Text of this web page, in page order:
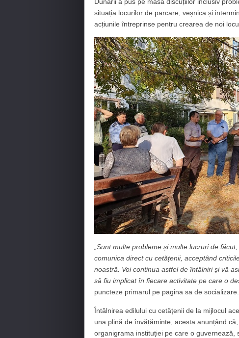
situația locurilor de parcare, veșnica și
acțiunile întreprinse pentru crearea de noi
„Sunt multe probleme și multe lucruri de
comunica direct cu cetățenii, acceptând
noastră. Voi continua astfel de întâlniri și vă
să fiu implicat în fiecare activitate pe care o
puncteze primarul pe pagina sa de socializare.
Întâlnirea edilului cu cetățenii de la mijlocul
una plină de învățăminte, acesta anunțând
organigrama instituției pe care o